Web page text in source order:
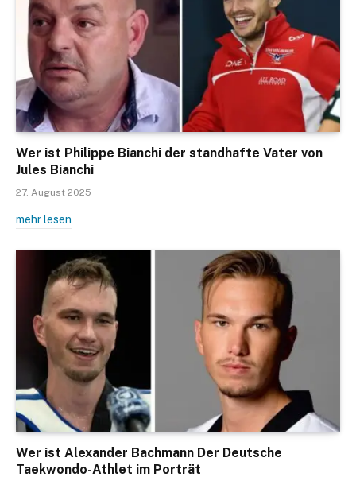
Wer ist Philippe Bianchi der standhafte Vater von
Jules Bianchi
27. August 2025
mehr lesen
Wer ist Alexander Bachmann Der Deutsche
Taekwondo-Athlet im Porträt